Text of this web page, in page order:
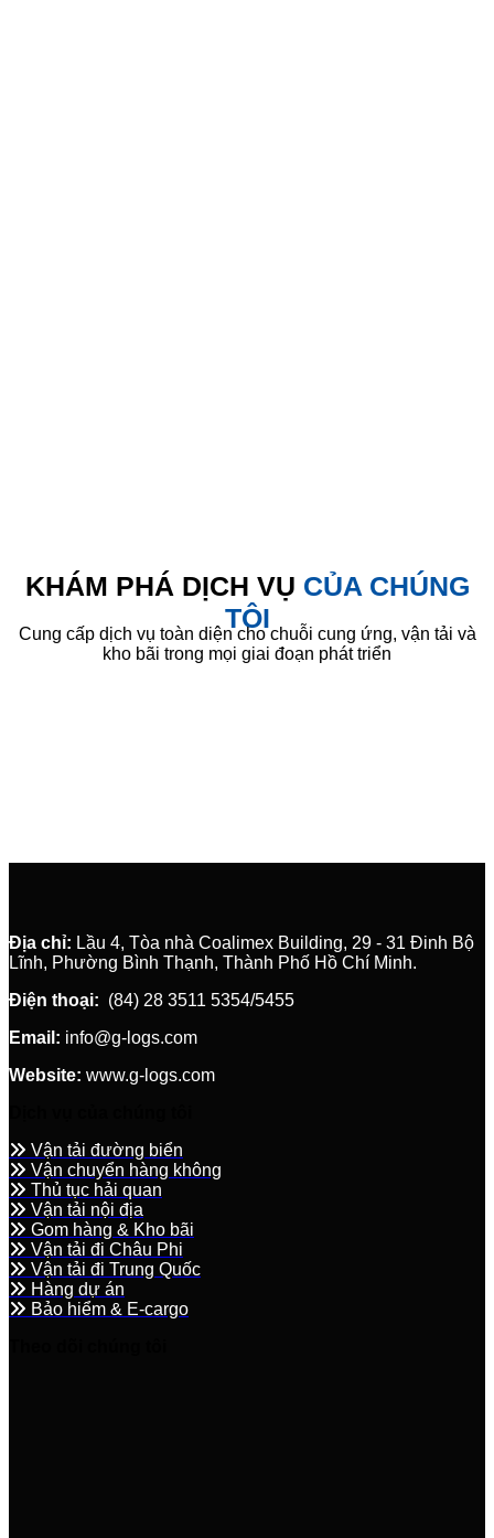
KHÁM PHÁ DỊCH VỤ CỦA CHÚNG
TÔI
Cung cấp dịch vụ toàn diện cho chuỗi cung ứng, vận tải và
kho bãi trong mọi giai đoạn phát triển
Địa chỉ: Lầu 4, Tòa nhà Coalimex Building, 29 - 31 Đinh Bộ
Lĩnh, Phường Bình Thạnh, Thành Phố Hồ Chí Minh.
Điện thoại: (84) 28 3511 5354/5455
Email: info@g-logs.com
Website: www.g-logs.com
Vận tải đường biển
Vận chuyển hàng không
Thủ tục hải quan
Vận tải nội địa
Gom hàng & Kho bãi
Vận tải đi Châu Phi
Vận tải đi Trung Quốc
Hàng dự án
Bảo hiểm & E-cargo